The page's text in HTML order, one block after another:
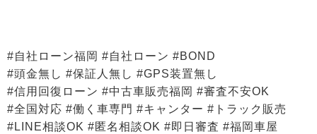
#自社ローン福岡 #自社ローン #BOND
#頭金無し #保証人無し #GPS装置無し
#信用回復ローン #中古車販売福岡 #審査不安OK
#全国対応 #働く車専門 #キャンター #トラック販売
#LINE相談OK #匿名相談OK #即日審査 #福岡車屋